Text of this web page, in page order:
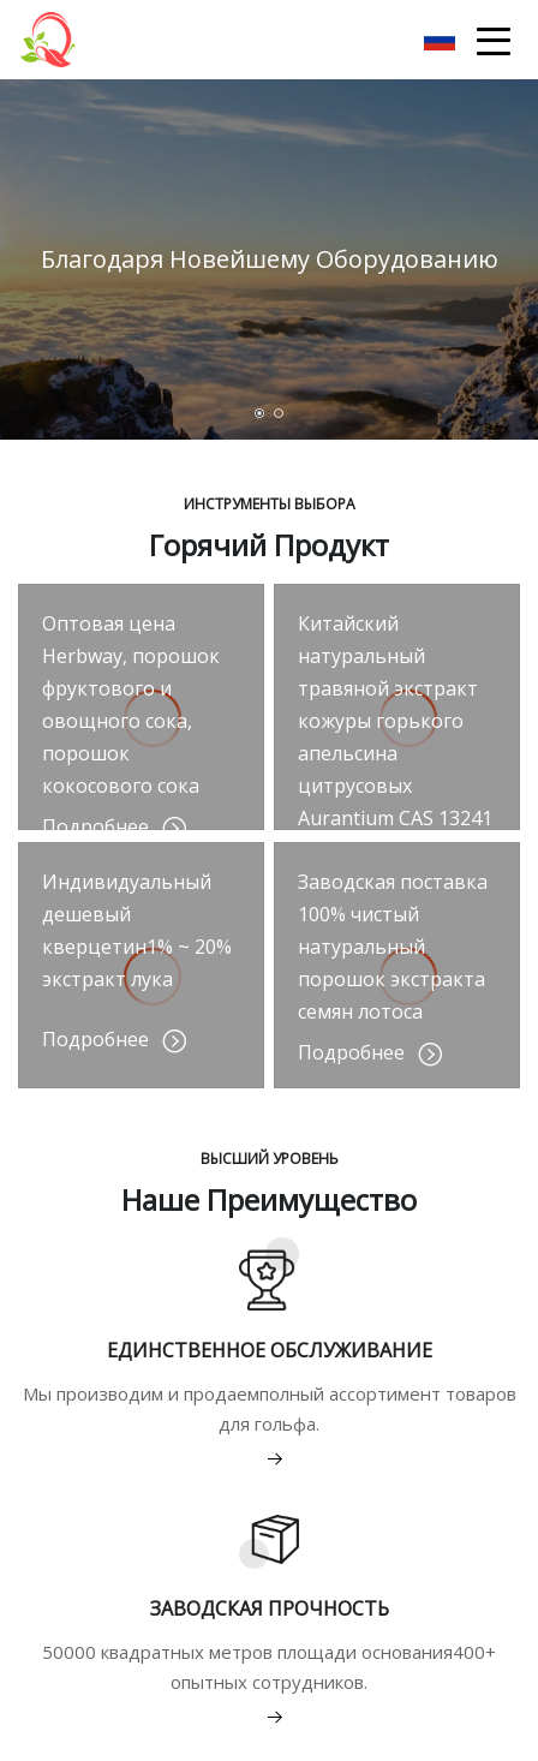
Благодаря Новейшему Оборудованию
ИНСТРУМЕНТЫ ВЫБОРА
Горячий Продукт
Оптовая цена
Herbway, порошок
фруктового и
овощного сока,
порошок
кокосового сока
Подробнее
Китайский
натуральный
травяной экстракт
кожуры горького
апельсина
цитрусовых
Aurantium CAS 13241
Индивидуальный
дешевый
кверцетин1% ~ 20%
экстракт лука
Подробнее
Заводская поставка
100% чистый
натуральный
порошок экстракта
семян лотоса
Подробнее
ВЫСШИЙ УРОВЕНЬ
Наше Преимущество
ЕДИНСТВЕННОЕ ОБСЛУЖИВАНИЕ
Мы производим и продаемполный ассортимент товаров
для гольфа.
Подробнее
ЗАВОДСКАЯ ПРОЧНОСТЬ
50000 квадратных метров площади основания400+
опытных сотрудников.
Подробнее